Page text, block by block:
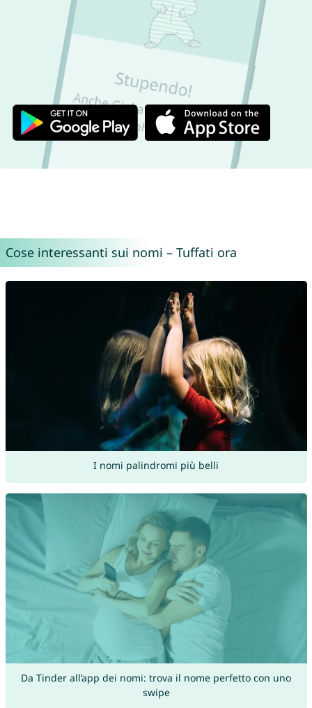
Cose interessanti sui nomi – Tuffati ora
I nomi palindromi più belli
Da Tinder all’app dei nomi: trova il nome perfetto con uno
swipe